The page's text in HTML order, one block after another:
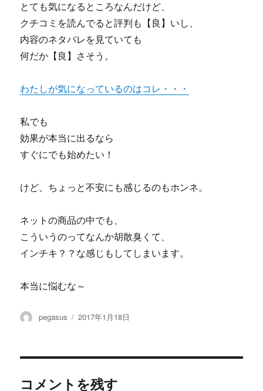
とても気になるところなんだけど、
クチコミを読んでると評判も【良】いし、
内容のネタバレを見ていても
何だか【良】さそう。
わたしが気になっているのはコレ・・・
私でも
効果が本当に出るなら
すぐにでも始めたい！
けど、ちょっと不安にも感じるのもホンネ。
ネットの商品の中でも、
こういうのってなんか胡散臭くて、
インチキ？？な感じもしてしまいます。
本当に悩むな～
投
pegasus
投
2017年1月18日
コメントを残す